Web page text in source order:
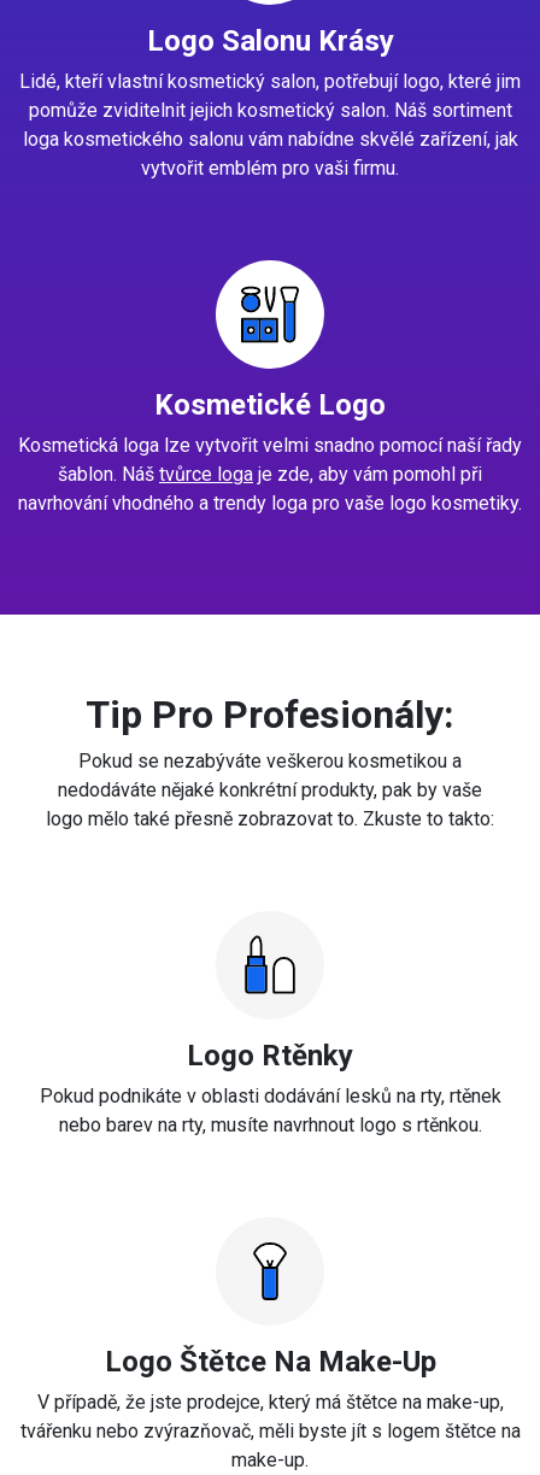
Logo Salonu Krásy
Lidé, kteří vlastní kosmetický salon, potřebují logo, které jim
pomůže zviditelnit jejich kosmetický salon. Náš sortiment
loga kosmetického salonu vám nabídne skvělé zařízení, jak
vytvořit emblém pro vaši firmu.
Kosmetické Logo
Kosmetická loga lze vytvořit velmi snadno pomocí naší řady
šablon. Náš tvůrce loga je zde, aby vám pomohl při
navrhování vhodného a trendy loga pro vaše logo kosmetiky.
Tip Pro Profesionály:
Pokud se nezabýváte veškerou kosmetikou a
nedodáváte nějaké konkrétní produkty, pak by vaše
logo mělo také přesně zobrazovat to. Zkuste to takto:
Logo Rtěnky
Pokud podnikáte v oblasti dodávání lesků na rty, rtěnek
nebo barev na rty, musíte navrhnout logo s rtěnkou.
Logo Štětce Na Make-Up
V případě, že jste prodejce, který má štětce na make-up,
tvářenku nebo zvýrazňovač, měli byste jít s logem štětce na
make-up.